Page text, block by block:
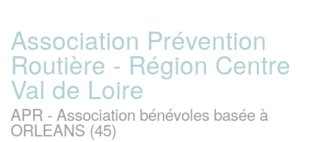
Association Prévention
Routière - Région Centre
Val de Loire
APR - Association bénévoles basée à
ORLEANS (45)